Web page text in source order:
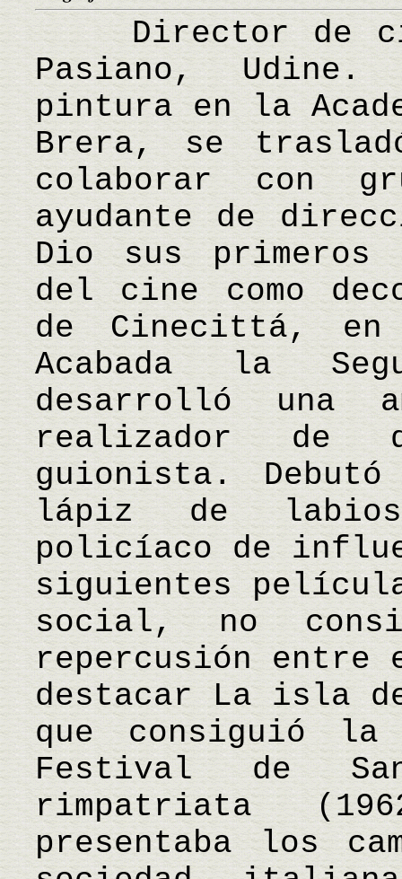
Director de
Pasiano, Udine.
pintura en la
Brera, se
colaborar con
ayudante de
Dio sus
del cine como
de Cinecittá,
Acabada la
desarrolló una
realizador de
guionista.
lápiz de
policíaco de
siguientes
social, no
repercusión entre
destacar La isla
que consiguió la
Festival de
rimpatriata
presentaba los